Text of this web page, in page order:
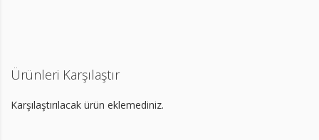
Ürünleri Karşılaştır
Karşılaştırılacak ürün eklemediniz.